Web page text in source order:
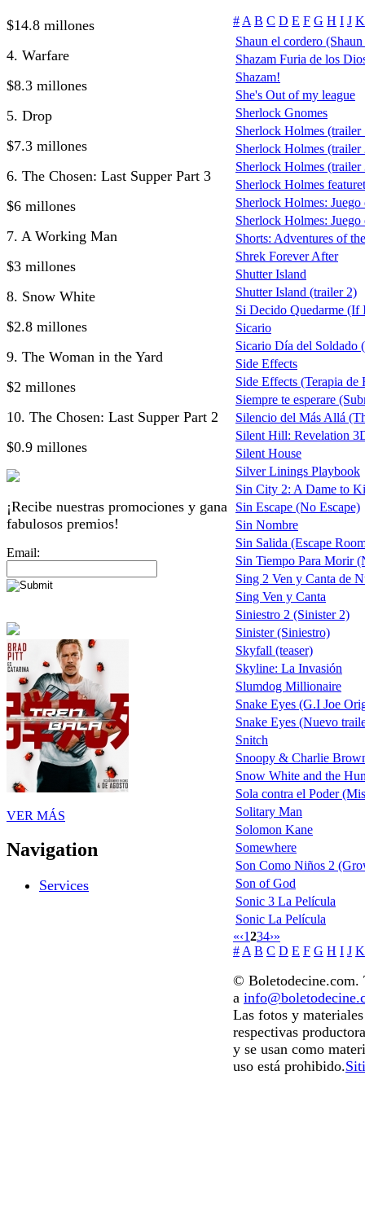
$14.8 millones
4. Warfare
$8.3 millones
5. Drop
$7.3 millones
6. The Chosen: Last Supper Part 3
$6 millones
7. A Working Man
$3 millones
8. Snow White
$2.8 millones
9. The Woman in the Yard
$2 millones
10. The Chosen: Last Supper Part 2
$0.9 millones
¡Recibe nuestras promociones y gana
fabulosos premios!
Email:
VER MÁS
Navigation
Services
# A B C D E F G H I J K
Shaun el cordero
Shazam Furia de los
Shazam!
She's Out of my league
Sherlock Gnomes
Sherlock Holmes (trailer
Sherlock Holmes (trailer
Sherlock Holmes (trailer
Sherlock Holmes
Sherlock Holmes: Juego
Sherlock Holmes:
Shorts: Adventures of
Shrek Forever After
Shutter Island
Shutter Island (trailer 2)
Si Decido Quedarme (If
Sicario
Sicario Día del Soldado
Side Effects
Side Effects (Terapia de
Siempre te esperare
Silencio del Más Allá
Silent Hill: Revelation
Silent House
Silver Linings Playbook
Sin City 2: A Dame to
Sin Escape (No Escape)
Sin Nombre
Sin Salida (Escape
Sin Tiempo Para Morir
Sing 2 Ven y Canta de
Sing Ven y Canta
Siniestro 2 (Sinister 2)
Sinister (Siniestro)
Skyfall (teaser)
Skyline: La Invasión
Slumdog Millionaire
Snake Eyes (G.I Joe
Snake Eyes (Nuevo
Snitch
Snoopy & Charlie
Snow White and the
Sola contra el Poder
Solitary Man
Solomon Kane
Somewhere
Son Como Niños 2
Son of God
Sonic 3 La Película
Sonic La Película
«‹1234›»
# A B C D E F G H I J K
© Boletodecine.com.
a
Las fotos y
respectivas
y se usan como
uso está prohibido.